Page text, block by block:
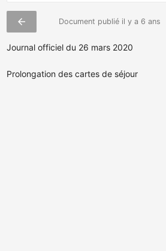
arrow_back Document publié il y a 6 ans
Journal officiel du 26 mars 2020
Prolongation des cartes de séjour